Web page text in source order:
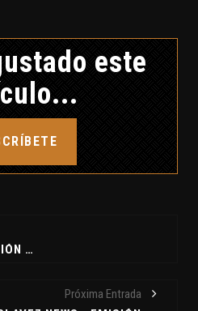
este
CLAVE7 NEWS - EMISIÓN DEL 08-06-2016
Próxima Entrada